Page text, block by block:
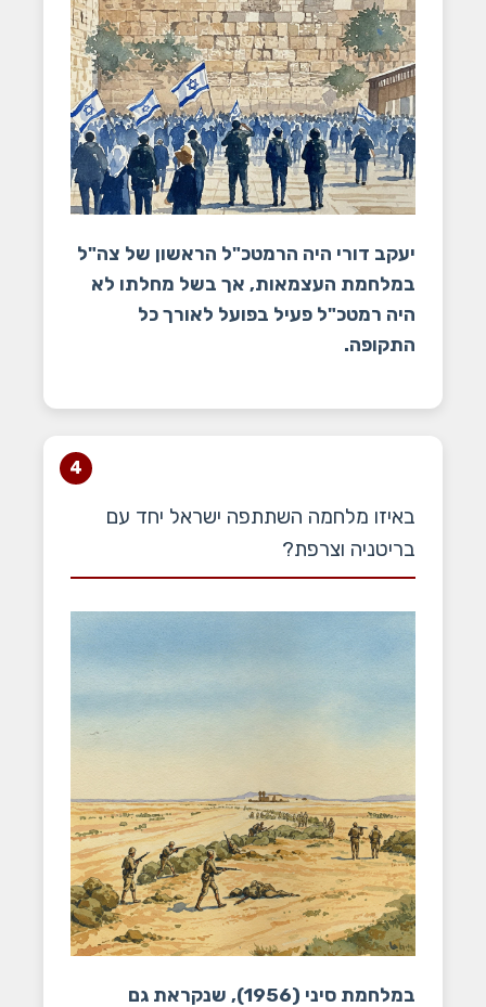
יעקב דורי היה הרמטכ"ל הראשון של צה"ל
במלחמת העצמאות, אך בשל מחלתו לא
היה רמטכ"ל פעיל בפועל לאורך כל
התקופה.
באיזו מלחמה השתתפה ישראל יחד עם
בריטניה וצרפת?
במלחמת סיני (1956), שנקראת גם